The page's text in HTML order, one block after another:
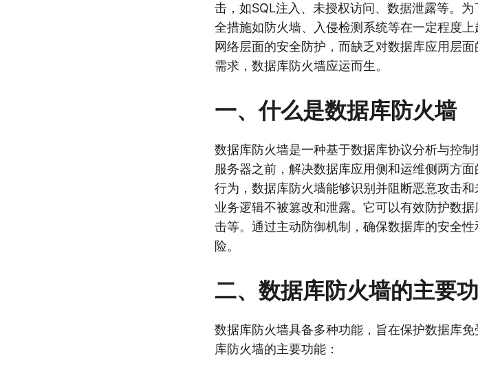
击，如SQL注入、未授权访问、数据泄露等。
全措施如防火墙、入侵检测系统等在一定程度
网络层面的安全防护，而缺乏对数据库应用层
需求，数据库防火墙应运而生。
一、什么是数据库防火墙
数据库防火墙是一种基于数据库协议分析与控
服务器之前，解决数据库应用侧和运维侧两方
行为，数据库防火墙能够识别并阻断恶意攻击
业务逻辑不被篡改和泄露。它可以有效防护数
击等。通过主动防御机制，确保数据库的安全
险。
二、数据库防火墙的主要
数据库防火墙具备多种功能，旨在保护数据库
库防火墙的主要功能：